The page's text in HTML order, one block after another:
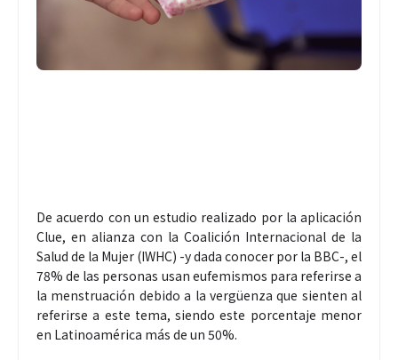
De acuerdo con un estudio realizado por la aplicación
Clue, en alianza con la Coalición Internacional de la
Salud de la Mujer (IWHC) -y dada conocer por la BBC-, el
78% de las personas usan eufemismos para referirse a
la menstruación debido a la vergüenza que sienten al
referirse a este tema, siendo este porcentaje menor
en Latinoamérica más de un 50%.